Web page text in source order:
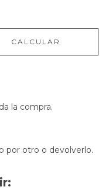
CALCULAR
la compra.
por otro o devolverlo.